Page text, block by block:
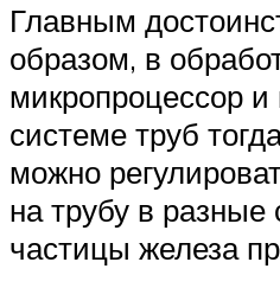
Главным
образом, в
микропроцессор
системе труб
можно
на трубу в
частицы железа